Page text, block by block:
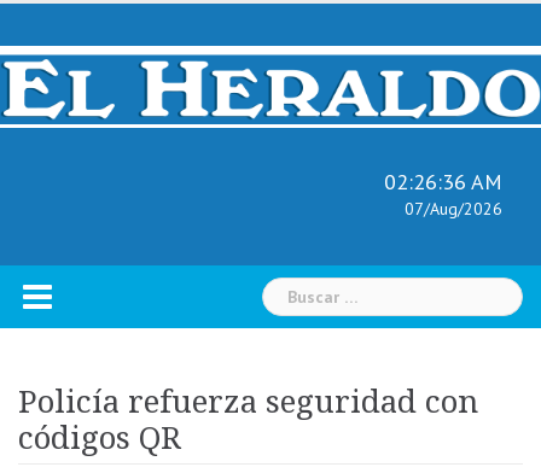
Skip
content
02:26:37 AM
07/Aug/2026
Buscar:
Policía refuerza seguridad con
códigos QR